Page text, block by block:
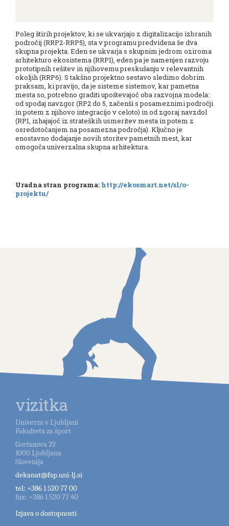
Poleg štirih projektov, ki se ukvarjajo z digitalizacijo izbranih
področij (RRP2-RRP5), sta v programu predvidena še dva
skupna projekta. Eden se ukvarja s skupnim jedrom oziroma
arhitekturo ekosistema (RRP1), eden pa je namenjen razvoju
prototipnih rešitev in njihovemu preskušanju v relevantnih
okoljih (RRP6). S takšno projektno sestavo sledimo dobrim
praksam, ki pravijo, da je sisteme sistemov, kar pametna
mesta so, potrebno graditi upoštevajoč oba razvojna modela:
od spodaj navzgor (RP2 do 5, začenši s posameznimi področji
in potem z njihovo integracijo v celoto) in od zgoraj navzdol
(RP1, izhajajoč iz strateških usmeritev mesta in potem z
osredotočanjem na posamezna področja). Ključno je
enostavno dodajanje novih storitev pametnih mest, kar
omogoča univerzalna skupna arhitektura.
Uradna stran programa: http://ekosmart.net/sl/o-
projektu/
vizitka
Univerza v Ljubljani
Fakulteta za šport
Gortanova 22
1000Ljubljana
Slovenija
dekanat@fsp.uni-lj.si
tel: +386 1 520 77 00
fax: +386 1 520 77 40
Izjava o dostopnosti